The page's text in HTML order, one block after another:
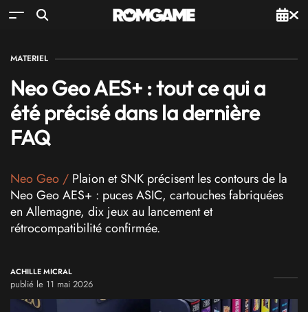
MATERIEL
Neo Geo AES+ : tout ce qui a
été précisé dans la dernière
FAQ
Neo Geo / Plaion et SNK précisent les contours de la
Neo Geo AES+ : puces ASIC, cartouches fabriquées
en Allemagne, dix jeux au lancement et
rétrocompatibilité confirmée.
ACHILLE MICRAL
publié le 11 mai 2026